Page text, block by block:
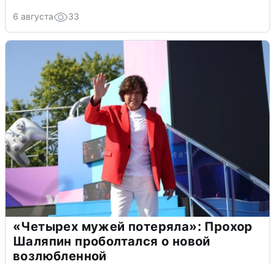
6 августа 33
«Четырех мужей потеряла»: Прохор
Шаляпин проболтался о новой
возлюбленной